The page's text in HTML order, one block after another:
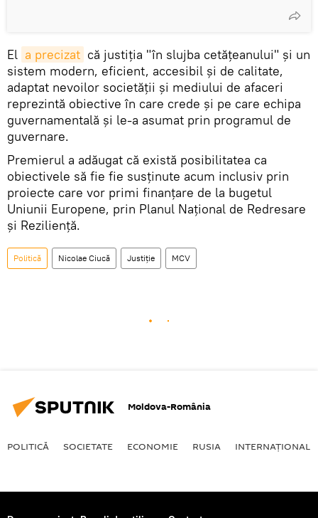
El a precizat că justiţia "în slujba cetăţeanului" şi un
sistem modern, eficient, accesibil şi de calitate,
adaptat nevoilor societăţii şi mediului de afaceri
reprezintă obiective în care crede şi pe care echipa
guvernamentală şi le-a asumat prin programul de
guvernare.
Premierul a adăugat că există posibilitatea ca
obiectivele să fie fie susținute acum inclusiv prin
proiecte care vor primi finanţare de la bugetul
Uniunii Europene, prin Planul Naţional de Redresare
şi Rezilienţă.
Politică Nicolae Ciucă Justiție MCV
Moldova-România
POLITICĂ SOCIETATE ECONOMIE RUSIA INTERNAŢIONAL